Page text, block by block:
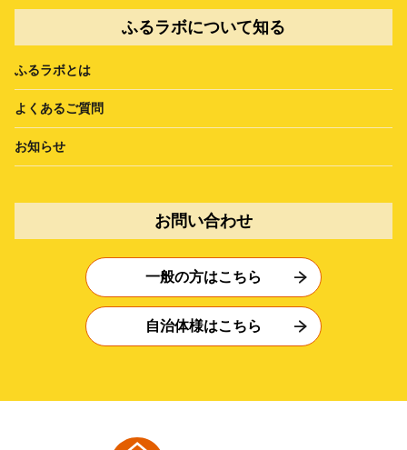
ふるラボについて知る
ふるラボとは
よくあるご質問
お知らせ
お問い合わせ
一般の方はこちら
自治体様はこちら